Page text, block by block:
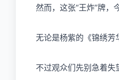
然而，这张“王炸”牌，
无论是杨紫的《锦绣芳
不过观众们先别急着失